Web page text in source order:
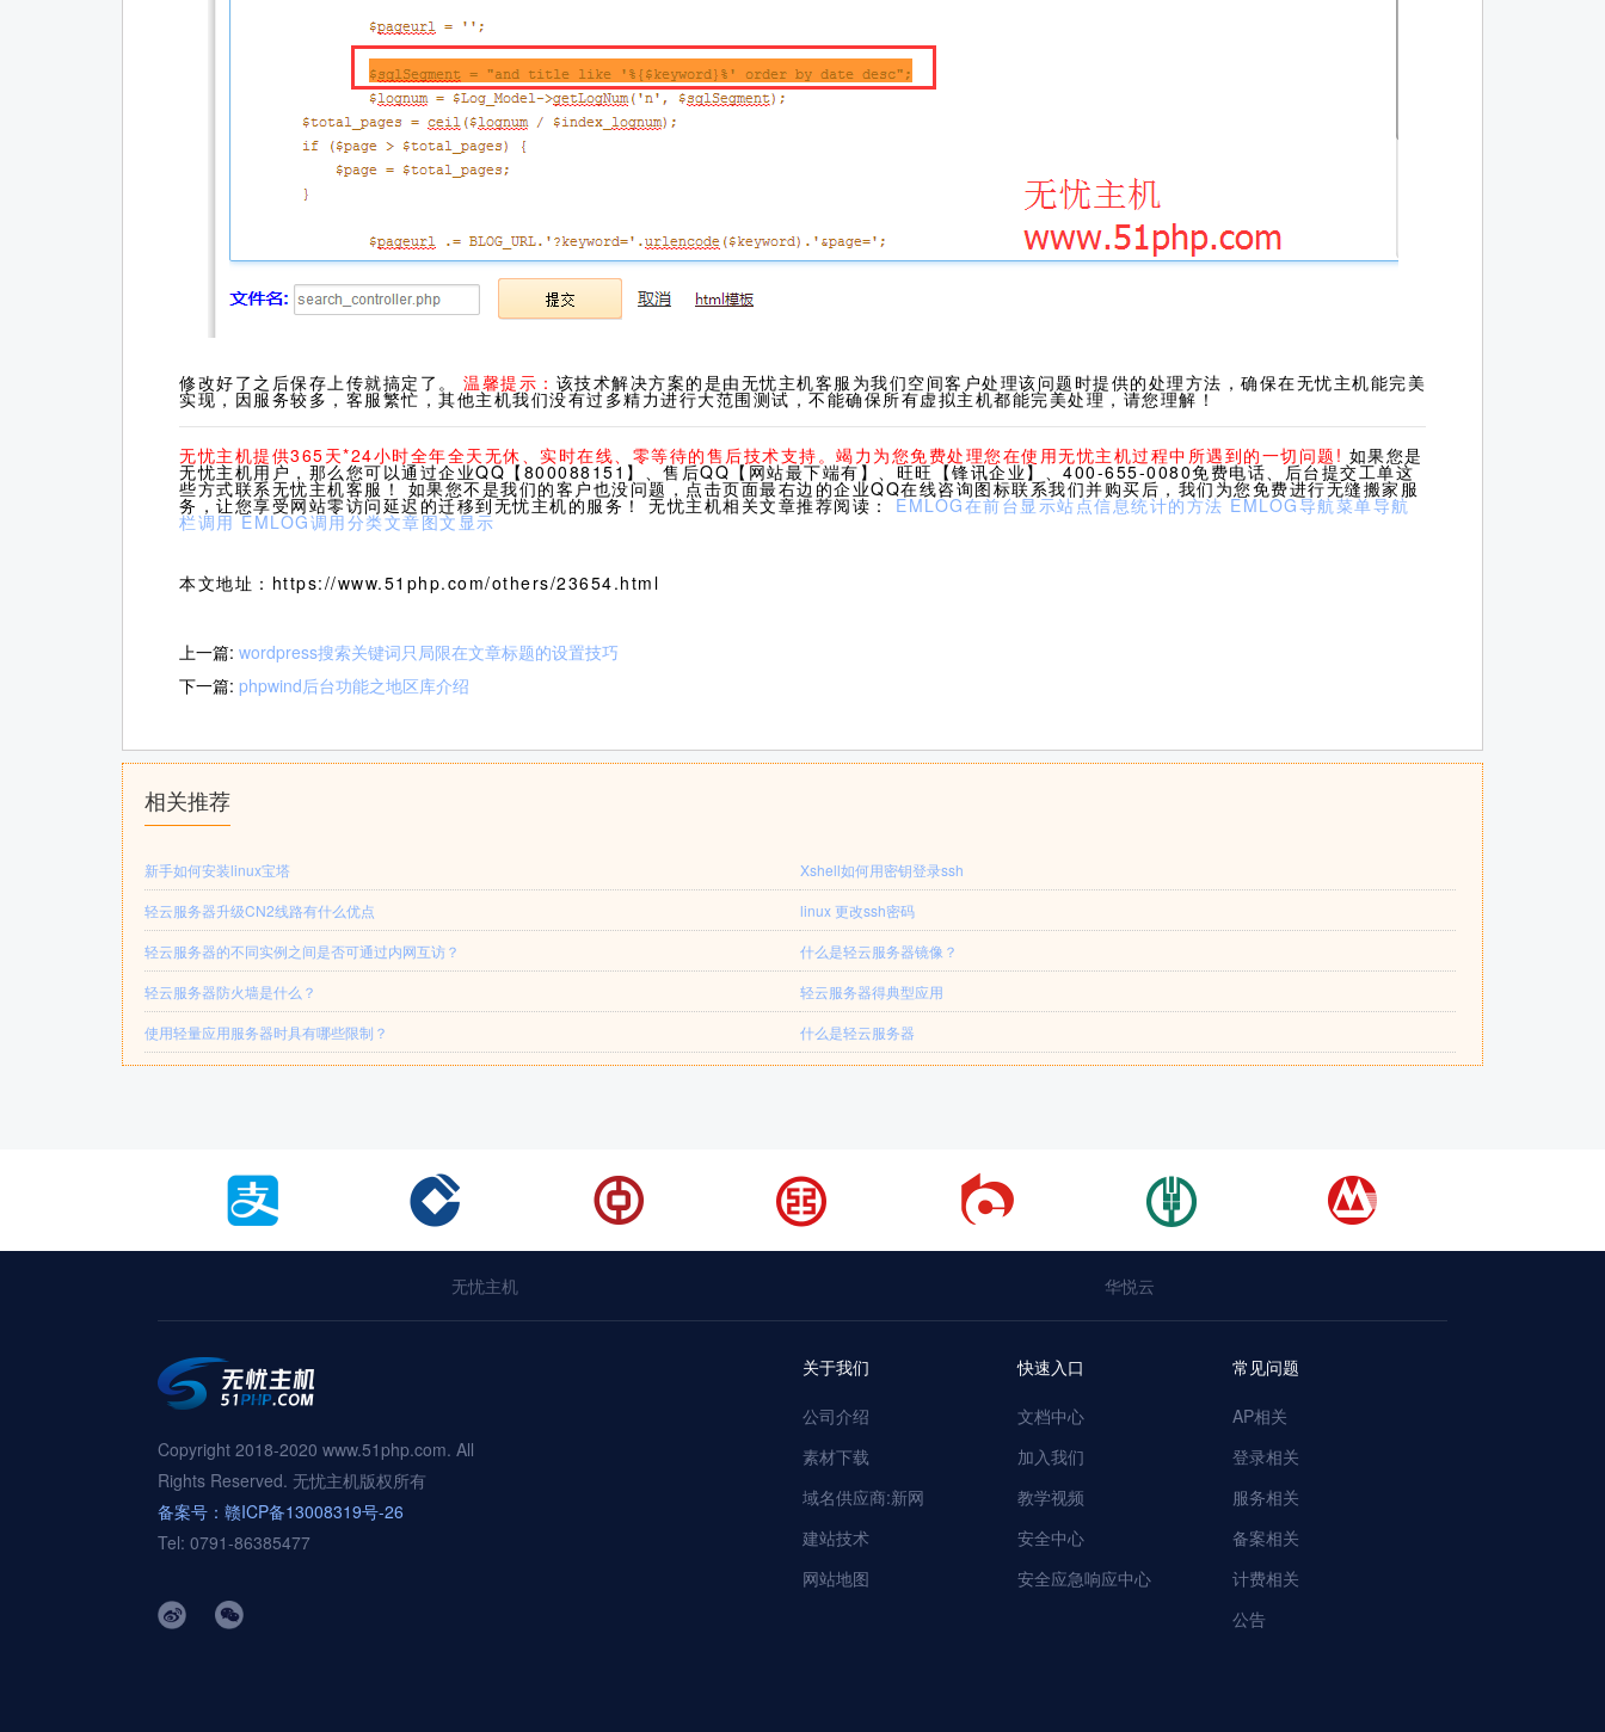
修改好了之后保存上传就搞定了。 温馨提示： 该技术解决方案的是由无忧主机客服为我们空间客户处理该问题时提供的处理方法，确保在无忧主机能完美
实现，因服务较多，客服繁忙，其他主机我们没有过多精力进行大范围测试，不能确保所有虚拟主机都能完美处理，请您理解！
无忧主机提供365天*24小时全年全天无休、实时在线、零等待的售后技术支持。竭力为您免费处理您在使用无忧主机过程中所遇到的一切问题! 如果您是
无忧主机用户，那么您可以通过企业QQ【800088151】、售后QQ【网站最下端有】、旺旺【锋讯企业】、400-655-0080免费电话、后台提交工单这
些方式联系无忧主机客服！ 如果您不是我们的客户也没问题，点击页面最右边的企业QQ在线咨询图标联系我们并购买后，我们为您免费进行无缝搬家服
务，让您享受网站零访问延迟的迁移到无忧主机的服务！ 无忧主机相关文章推荐阅读： EMLOG在前台显示站点信息统计的方法 EMLOG导航菜单导航
栏调用 EMLOG调用分类文章图文显示
本文地址：https://www.51php.com/others/23654.html
上一篇: wordpress搜索关键词只局限在文章标题的设置技巧
下一篇: phpwind后台功能之地区库介绍
相关推荐
新手如何安装linux宝塔
Xshell如何用密钥登录ssh
轻云服务器升级CN2线路有什么优点
linux 更改ssh密码
轻云服务器的不同实例之间是否可通过内网互访？
什么是轻云服务器镜像？
轻云服务器防火墙是什么？
轻云服务器得典型应用
使用轻量应用服务器时具有哪些限制？
什么是轻云服务器
无忧主机 华悦云
Copyright 2018-2020 www.51php.com. All
Rights Reserved. 无忧主机版权所有
备案号：赣ICP备13008319号-26
Tel: 0791-86385477
关于我们
公司介绍
素材下载
域名供应商:新网
建站技术
网站地图
快速入口
文档中心
加入我们
教学视频
安全中心
安全应急响应中心
常见问题
AP相关
登录相关
服务相关
备案相关
计费相关
公告